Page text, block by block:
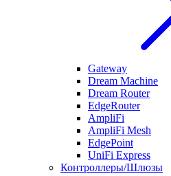
Gateway
Dream Machine
Dream Router
EdgeRouter
AmpliFi
AmpliFi Mesh
EdgePoint
UniFi Express
Контроллеры/Шлюзы